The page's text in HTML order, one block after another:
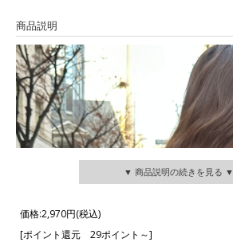
商品説明
▼ 商品説明の続きを見る ▼
価格:2,970円(税込)
[ポイント還元 29ポイント～]